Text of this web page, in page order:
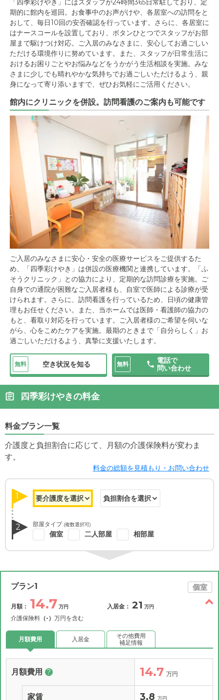
「四季彩けやき」にはスタッフが24時間365日常駐しており、定
期的に館内を巡回。お食事中のお声がけや、各居室への訪問をと
おして、毎日10回の安否確認を行っています。さらに、各居室に
はナースコールを設置しており、ボタンひとつでスタッフがお部
屋まで駆けつけ対応。ご入居のみなさまに、安心してお過ごしい
ただける環境作りに努めています。また、スタッフが日常生活に
おけるお困りごとやお悩みなどをうかがう生活相談を実施。みな
さまに少しでも晴れやかな気持ちでお過ごしいただけるよう、親
身になって寄り添いますで、ぜひお気軽にご活用ください。
館内にクリニックを併設。訪問看護のご案内も可能です
ご入居のみなさまに安心・安全の医療サービスをご提供するた
め、「四季彩けやき」は併設の医療機関と連携しています。「ふ
そうクリニック」との協力により、定期的な訪問診療を実施。ご
自身での通院が困難なご入居者様も、自室で医師による診療が受
けられます。さらに、訪問看護を行っているため、日頃の健康管
理もお任せください。また、当ホームでは医師・看護師の協力の
もと、看取り対応を行っています。ご入居者様のご希望を伺いな
がら、心をこめたケアを実施。最期のときまで「自分らしく」お
過ごしいただけるよう、真摯に支援いたします。
無料 空き状況を知る 無料
電話で
問い合わせ
四季彩けやきの料金
料金プラン一覧
介護度と負担割合に応じて、月額の介護保険料が変わま
す。
料金の総額を見積もり・お問い合わせ
1
2 部屋タイプ (複数選択可)
個室 二人部屋 相部屋
プラン1 個室
月額： 14.7 万円
介護保険料 （-） 万円を含む
入居金： 21 万円
月額費用 入居金
その他費用
補足情報
月額費用 ? 14.7 万円
家賃 3.8 万円